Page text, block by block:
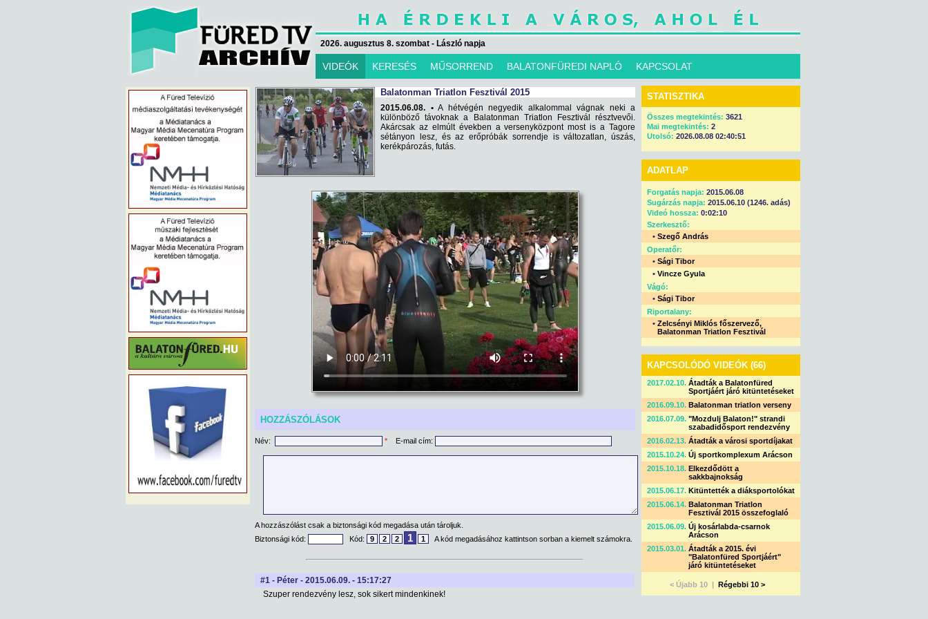
2026. augusztus 8. szombat - László napja
VIDEÓK KERESÉS MŰSORREND BALATONFÜREDI NAPLÓ KAPCSOLAT
Balatonman Triatlon Fesztivál 2015
2015.06.08. •A hétvégén negyedik alkalommal vágnak neki a
különböző távoknak a Balatonman Triatlon Fesztivál résztvevői.
Akárcsak az elmúlt években a versenyközpont most is a Tagore
sétányon lesz, és az erőpróbák sorrendje is változatlan, úszás,
kerékpározás, futás.
HOZZÁSZÓLÁSOK
Név: * E-mail cím:
A hozzászólást csak a biztonsági kód megadása után tároljuk.
Biztonsági kód:
Kód: 9 2 2 1 1 A kód megadásához kattintson sorban a kiemelt számokra.
#1 - Péter - 2015.06.09. - 15:17:27
Szuper rendezvény lesz, sok sikert mindenkinek!
STATISZTIKA
Összes megtekintés: 3621
Mai megtekintés: 2
Utolsó: 2026.08.08 02:40:51
ADATLAP
Forgatás napja: 2015.06.08
Sugárzás napja: 2015.06.10 (1246. adás)
Videó hossza: 0:02:10
Szerkesztő:
• Szegő András
Operatőr:
• Sági Tibor
• Vincze Gyula
Vágó:
• Sági Tibor
Riportalany:
• Zelcsényi Miklós főszervező,
Balatonman Triatlon Fesztivál
KAPCSOLÓDÓ VIDEÓK (66)
2017.02.10. Átadták a Balatonfüred
Sportjáért járó kitüntetéseket
2016.09.10. Balatonman triatlon verseny
2016.07.09. "Mozdulj Balaton!" strandi
szabadidősport rendezvény
2016.02.13. Átadták a városi sportdíjakat
2015.10.24. Új sportkomplexum Arácson
2015.10.18. Elkezdődött a
sakkbajnokság
2015.06.17. Kitüntették a diáksportolókat
2015.06.14. Balatonman Triatlon
Fesztivál 2015 összefoglaló
2015.06.09. Új kosárlabda-csarnok
Arácson
2015.03.01. Átadták a 2015. évi
"Balatonfüred Sportjáért"
járó kitüntetéseket
< Újabb 10 | Régebbi 10 >